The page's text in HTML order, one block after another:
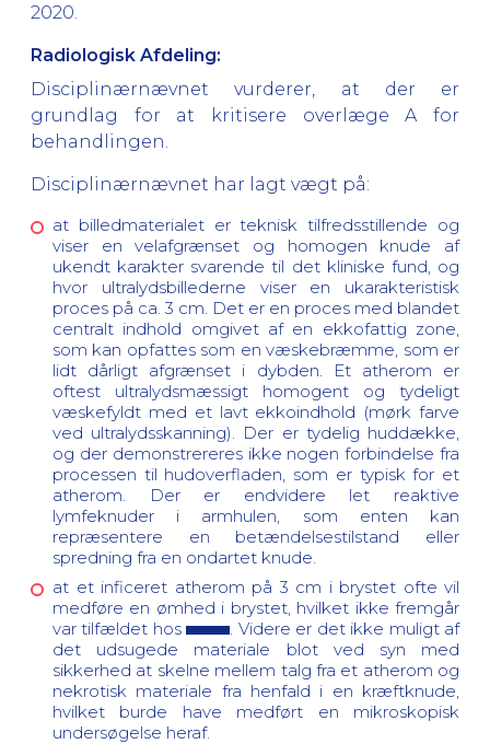
2020.
Radiologisk Afdeling:
Disciplinærnævnet vurderer, at der er
grundlag for at kritisere overlæge A for
behandlingen.
Disciplinærnævnet har lagt vægt på:
at billedmaterialet er teknisk tilfredsstillende og
viser en velafgrænset og homogen knude af
ukendt karakter svarende til det kliniske fund, og
hvor ultralydsbillederne viser en ukarakteristisk
proces på ca. 3 cm. Det er en proces med blandet
centralt indhold omgivet af en ekkofattig zone,
som kan opfattes som en væskebræmme, som er
lidt dårligt afgrænset i dybden. Et atherom er
oftest ultralydsmæssigt homogent og tydeligt
væskefyldt med et lavt ekkoindhold (mørk farve
ved ultralydsskanning). Der er tydelig huddække,
og der demonstrereres ikke nogen forbindelse fra
processen til hudoverfladen, som er typisk for et
atherom. Der er endvidere let reaktive
lymfeknuder i armhulen, som enten kan
repræsentere en betændelsestilstand eller
spredning fra en ondartet knude.
at et inficeret atherom på 3 cm i brystet ofte vil
medføre en ømhed i brystet, hvilket ikke fremgår
var tilfældet hos
. Videre er det ikke muligt af
det udsugede materiale blot ved syn med
sikkerhed at skelne mellem talg fra et atherom og
nekrotisk materiale fra henfald i en kræftknude,
hvilket burde have medført en mikroskopisk
undersøgelse heraf.